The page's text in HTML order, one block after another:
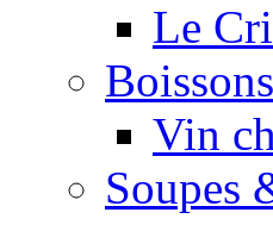
Le
Boissons
Vin
Soupes